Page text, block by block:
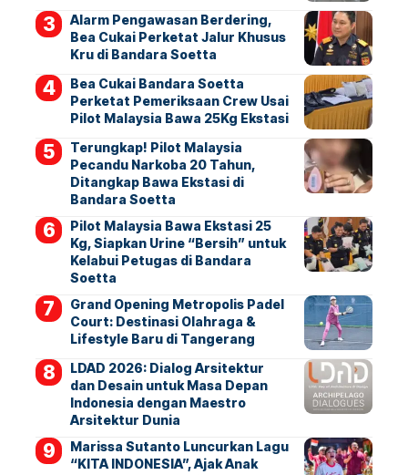
Alarm Pengawasan Berdering,
Bea Cukai Perketat Jalur Khusus
Kru di Bandara Soetta
Bea Cukai Bandara Soetta
Perketat Pemeriksaan Crew Usai
Pilot Malaysia Bawa 25Kg Ekstasi
Terungkap! Pilot Malaysia
Pecandu Narkoba 20 Tahun,
Ditangkap Bawa Ekstasi di
Bandara Soetta
Pilot Malaysia Bawa Ekstasi 25
Kg, Siapkan Urine “Bersih” untuk
Kelabui Petugas di Bandara
Soetta
Grand Opening Metropolis Padel
Court: Destinasi Olahraga &
Lifestyle Baru di Tangerang
LDAD 2026: Dialog Arsitektur
dan Desain untuk Masa Depan
Indonesia dengan Maestro
Arsitektur Dunia
Marissa Sutanto Luncurkan Lagu
“KITA INDONESIA”, Ajak Anak